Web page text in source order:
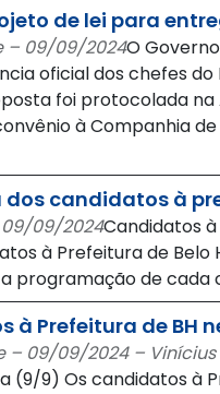
de lei para
– 09/09/2024O
oficial dos chefes
foi protocolada
à Companhia
dos candidatos à
09/09/2024Candidatos
à Prefeitura de
programação de cada
à Prefeitura de BH
– 09/09/2024 – Vinícius
(9/9) Os candidatos à